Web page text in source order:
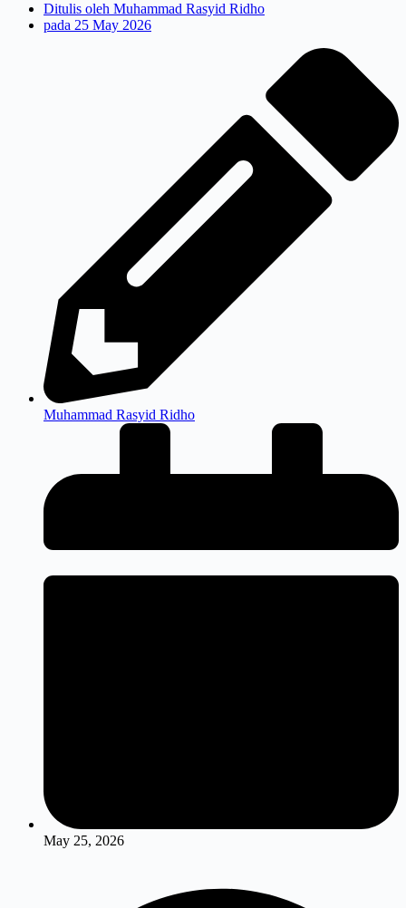
Ditulis oleh Muhammad Rasyid Ridho
pada 25 May 2026
Muhammad Rasyid Ridho
May 25, 2026